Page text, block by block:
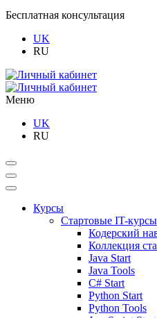
Бесплатная консультация
UK
RU
Меню
UK
RU
Курсы
Стартовые IT-курсы
Кодерский
Коллекция
Java Start
Java Tools
C# Start
Python Start
Python Tools